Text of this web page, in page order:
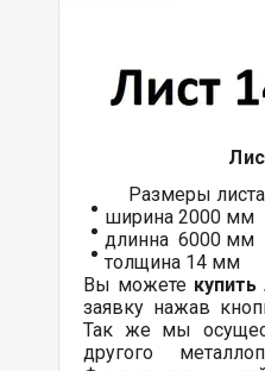
Размеры
ширина 2000 мм
длинна 6000 мм
толщина 14 мм
Вы можете
заявку нажав
Так же мы
другого